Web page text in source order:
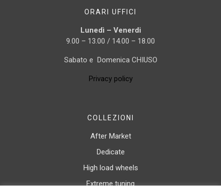
ORARI UFFICI
Lunedì – Venerdi
9.00 – 13.00 / 14.00 – 18.00
Sabato e Domenica CHIUSO
Privacy policy
COLLEZIONI
After Market
Dedicate
High load wheels
Extreme tuning